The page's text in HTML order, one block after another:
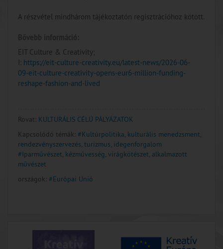
A részvétel mindhárom tájékoztatón regisztrációhoz kötött.
EIT Culture & Creativity;
I: https://eit-culture-creativity.eu/latest-news/2026-06-
09-eit-culture-creativity-opens-eur6-million-funding-
reshape-fashion-and-lived
Rovat: KULTURÁLIS CÉLÚ PÁLYÁZATOK
Kapcsolódó témák: #Kultúrpolitika, kulturális menedzsment,
rendezvényszervezés, turizmus, idegenforgalom
#Iparművészet, kézművesség, virágkötészet, alkalmazott
művészet
országok: #Európai Unió